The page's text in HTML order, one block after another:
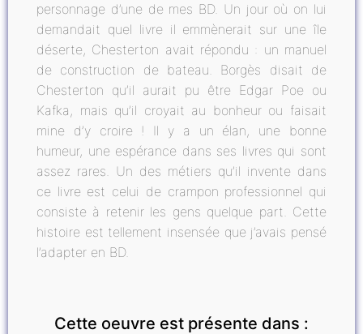
personnage d’une de mes BD. Un jour où on lui
demandait quel livre il emmènerait sur une île
déserte, Chesterton avait répondu : un manuel
de construction de bateau. Borgès disait de
Chesterton qu’il aurait pu être Edgar Poe ou
Kafka, mais qu’il croyait au bonheur ou faisait
mine d’y croire ! Il y a un élan, une bonne
humeur, une espérance dans ses livres qui sont
assez rares. Un des métiers qu’il invente dans
ce livre est celui de crampon professionnel qui
consiste à retenir les gens quelque part. Cette
histoire est tellement insensée que j’avais pensé
l’adapter en BD.
Cette oeuvre est présente dans :